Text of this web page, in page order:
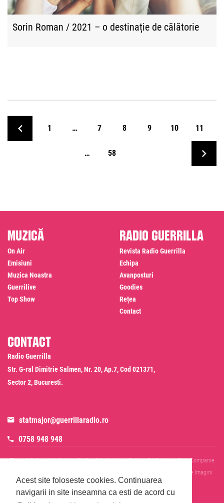
Acest site foloseste cookies. Continuarea
navigarii in site inseamna ca esti de acord cu
Sorin Roman / 2021 – o destinație de călătorie
1 … 7 8 9 10 11
… 58
Muzică
On Air
Emisiuni
Muzica Noastra
Guerrilive
Top Show
Radio Guerrilla
Revista Radio Guerrilla
Echipa
Avanposturi
Goodies
Rețea
Contact
Contact
Radio Guerrilla
Str. G-ral Dimitrie Salmen, Nr. 20, Ap.7, Cod 021371,
Sector 2, Bucuresti.
statmajor@guerrillaradio.ro
0758 948 948
Termeni Si Conditii Politica De Confidentialitate Politica De Cookies
Date Companie
Informare Prelucrare Imagini
Evenimente
Cod Deontologic